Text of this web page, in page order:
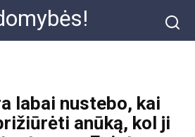
labai nustebo, kai
anūką, kol ji